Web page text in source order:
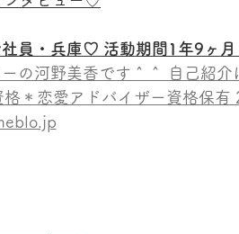
員・兵庫♡ 活動期間1年9ヶ月
の河野美香です＾＾ 自己紹
＊恋愛アドバイザー資格保有